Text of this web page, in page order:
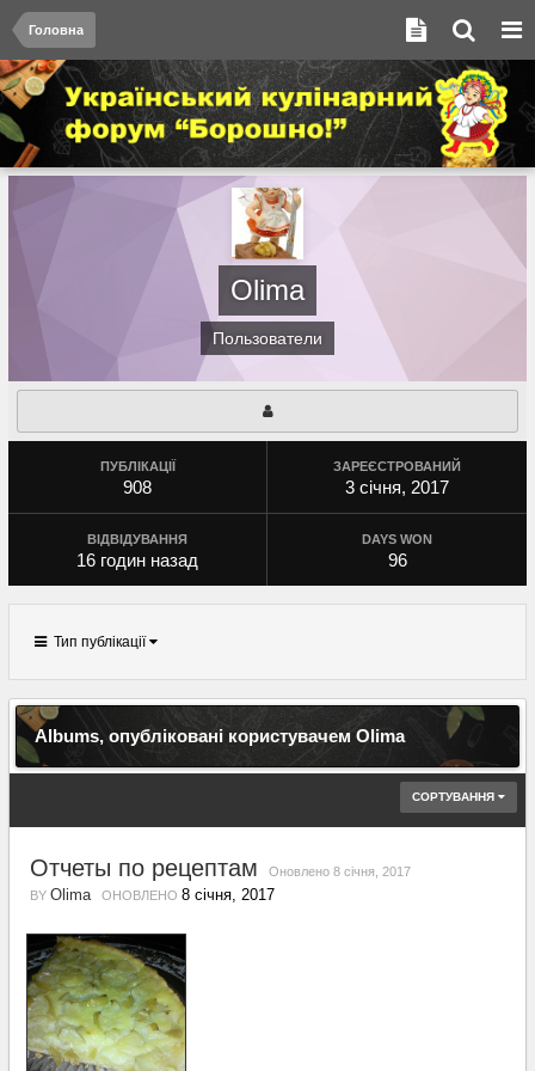
Головна
Olima
Пользователи
ПУБЛІКАЦІЇ
908
ЗАРЕЄСТРОВАНИЙ
3 січня, 2017
ВІДВІДУВАННЯ
16 годин назад
DAYS WON
96
Тип публікації
Albums, опубліковані користувачем Olima
СОРТУВАННЯ
Отчеты по рецептам Оновлено 8 січня, 2017
BY Olima ОНОВЛЕНО 8 січня, 2017